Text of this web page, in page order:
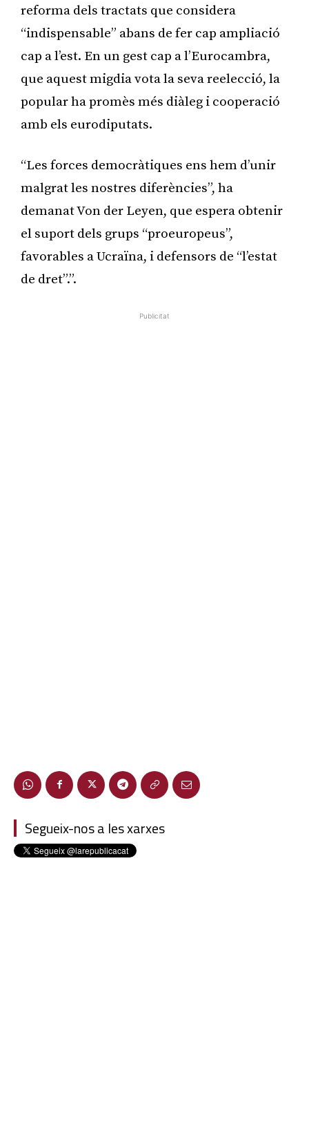
reforma dels tractats que considera
“indispensable” abans de fer cap ampliació
cap a l’est. En un gest cap a l’Eurocambra,
que aquest migdia vota la seva reelecció, la
popular ha promès més diàleg i cooperació
amb els eurodiputats.
“Les forces democràtiques ens hem d’unir
malgrat les nostres diferències”, ha
demanat Von der Leyen, que espera obtenir
el suport dels grups “proeuropeus”,
favorables a Ucraïna, i defensors de “l’estat
de dret”.”.
Publicitat
Segueix-nos a les xarxes